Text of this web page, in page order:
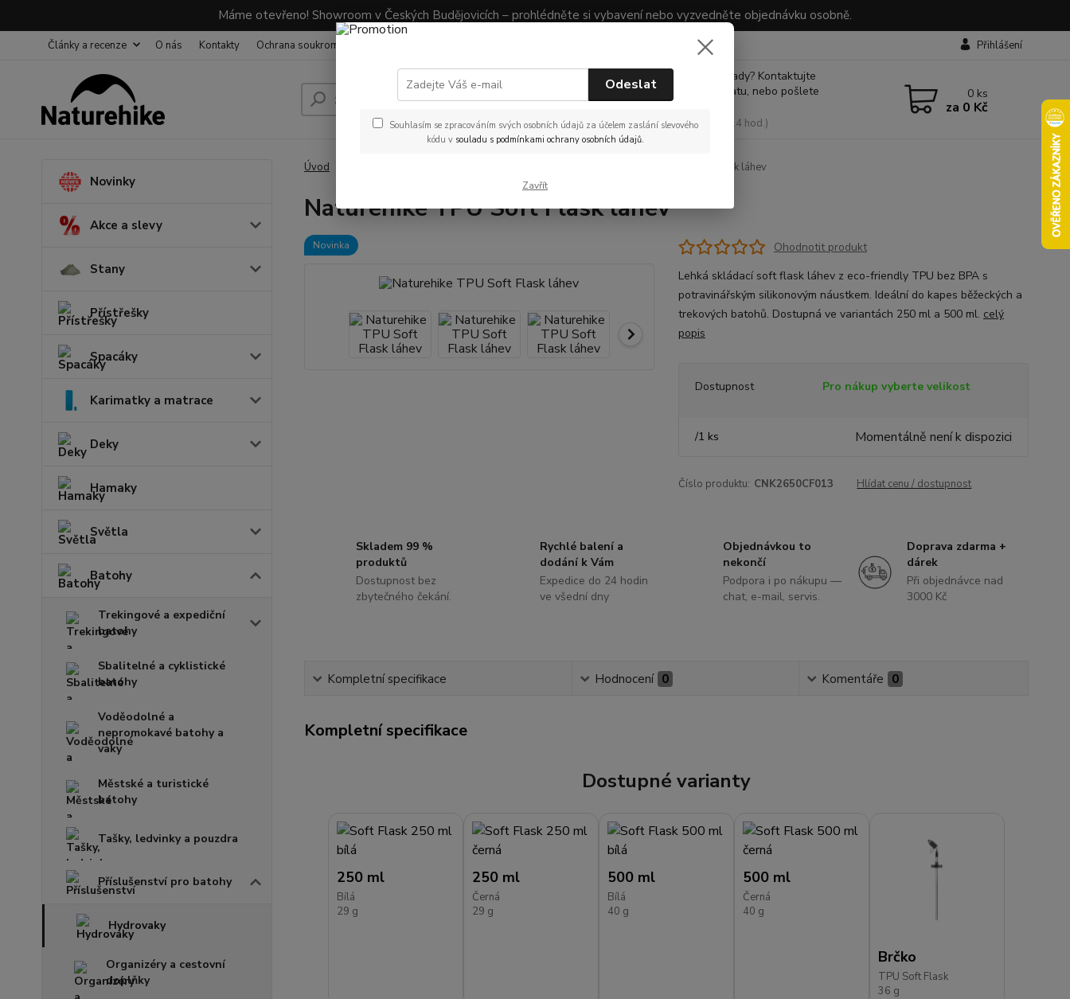
Máme otevřeno! Showroom v Českých Budějovicích – prohlédněte si vybavení nebo vyzvedněte objednávku osobně.
Články a recenze O nás Kontakty Ochrana soukromí Přihlášení
Hledat
Nevíte si rady? Kontaktujte
nás na chatu, nebo pošlete
(Po-Pá, 9-14 hod.)
0 ks
za 0 Kč
Novinky
Akce a slevy
Stany
Přístřešky
Spacáky
Karimatky a matrace
Deky
Hamaky
Světla
Batohy
Trekingové a expediční
batohy
Sbalitelné a cyklistické
batohy
Voděodolné a
nepromokavé batohy a
vaky
Městské a turistické
batohy
Tašky, ledvinky a pouzdra
Příslušenství pro batohy
Hydrovaky
Organizéry a cestovní
doplňky
Úvod Naturehike TPU Soft Flask láhev
Naturehike TPU Soft Flask láhev
Novinka
Ohodnotit produkt
Lehká skládací soft flask láhev z eco-friendly TPU bez BPA s
potravinářským silikonovým náustkem. Ideální do kapes běžeckých a
trekových batohů. Dostupná ve variantách 250 ml a 500 ml. celý
popis
Dostupnost Pro nákup vyberte velikost
/1 ks Momentálně není k dispozici
Číslo produktu: CNK2650CF013 Hlídat cenu / dostupnost
Skladem 99 %
produktů
Dostupnost bez
zbytečného čekání.
Rychlé balení a
dodání k Vám
Expedice do 24 hodin
ve všední dny
Objednávkou to
nekončí
Podpora i po nákupu —
chat, e-mail, servis.
Doprava zdarma +
dárek
Při objednávce nad
3000 Kč
Kompletní specifikace Hodnocení 0 Komentáře 0
Kompletní specifikace
Dostupné varianty
250 ml
Bílá
29 g
250 ml
Černá
29 g
500 ml
Bílá
40 g
500 ml
Černá
40 g
Brčko
TPU Soft Flask
36 g
Odeslat
Souhlasím se zpracováním svých osobních údajů za účelem zaslání slevového
kódu v souladu s podmínkami ochrany osobních údajů.
Zavřít